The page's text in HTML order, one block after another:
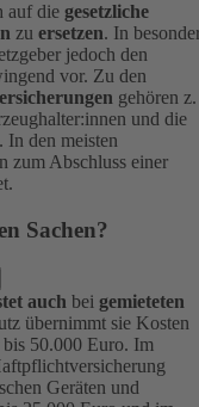
auf die gesetzliche
zu ersetzen. In
jedoch den
vor. Zu den
gehören z.
und die
In den meisten
zum Abschluss einer
Sachen?
auch bei gemieteten
übernimmt sie Kosten
50.000 Euro. Im
Geräten und